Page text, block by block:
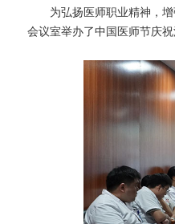
为弘扬医师职业精神，
会议室举办了中国医师节庆